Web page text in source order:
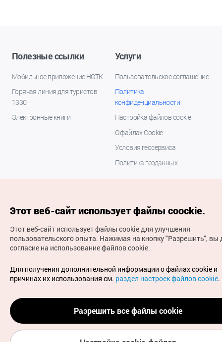
Полезные ссылки
Мобильное приложение НОТК
Горячая линия для туристов
1330
Электронные книги
Услуги
Пользовательское соглашение
Политика
конфиденциальности
Настройка файлов cookie
О файлах Cookie
Условия геосервиса
Политика геоданных
(с) Национальная организация туризма Кореи Все
права защищены
Для извещения об ошибках и проблемах, связанных с
работой веб-сайта, направляйте ваши запросы на
официальный адрес электронной почты
russian@knto.or.kr
Этот веб-сайт использует файлы coockie.
Этот веб-сайт использует файлы cookie для улучшения
пользовательского опыта. Нажимая на кнопку "Разрешить", вы
согласие на использование файлов cookie.
Для получения дополнительной информации о файлах cookie и
причинах их использования см. раздел настроек файлов cookie.
Разрешить все файлы cookie